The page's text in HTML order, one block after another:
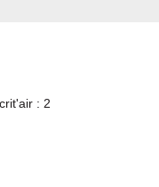
: 2